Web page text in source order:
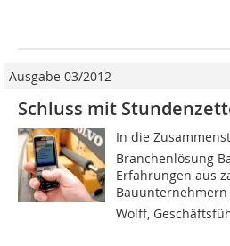
Ausgabe 03/2012
Schluss mit
In die
Branchenlösung
Erfahrungen aus
Bauunternehmern
Wolff,